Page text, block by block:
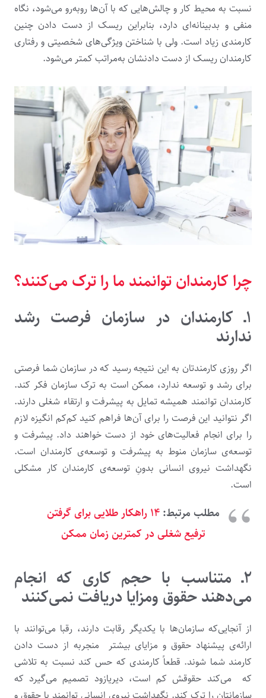
نسبت به محیط کار و چالش‌هایی که با آن‌ها روبه‌رو می‌شود، نگاه
منفی و بدبینانه‌ای دارد، بنابراین ریسک از دست دادن چنین
کارمندی زیاد است. ولی با شناختن ویژگی‌های شخصیتی و رفتاری
کارمندان ریسک از دست دادنشان به‌مراتب کمتر می‌شود.
چرا کارمندان توانمند ما را ترک می‌کنند؟
۱ـ کارمندان در سازمان فرصت رشد
ندارند
اگر روزی کارمندتان به این نتیجه رسید که در سازمان شما فرصتی
برای رشد و توسعه ندارد، ممکن است به ترک سازمان فکر کند.
کارمندان توانمند همیشه تمایل به پیشرفت و ارتقاء شغلی دارند.
اگر نتوانید این فرصت را برای آن‌ها فراهم کنید کم‌کم انگیزه لازم
را برای انجام فعالیت‌های خود از دست خواهند داد. پیشرفت و
توسعه‌ی سازمان منوط به پیشرفت و توسعه‌ی کارمندان است.
نگهداشت نیروی انسانی بدونِ توسعه‌ی کارمندان کار مشکلی
است.
مطلب مرتبط:
۱۴ راهکار طلایی برای گرفتن
ترفیع شغلی در کمترین زمان ممکن
۲ـ متناسب با حجم کاری که انجام
می‌دهندحقوق ومزایا دریافت نمی‌کنند
از آنجایی‌که سازمان‌ها با یکدیگر رقابت دارند، رقبا می‌توانند با
ارائه‌ی پیشنهاد حقوق و مزایای بیشتر منجربه از دست دادن
کارمند شما شوند. قطعاً کارمندی که حس کند نسبت به تلاشی
که می‌کند حقوقش کم است، دیریازود تصمیم می‌گیرد که